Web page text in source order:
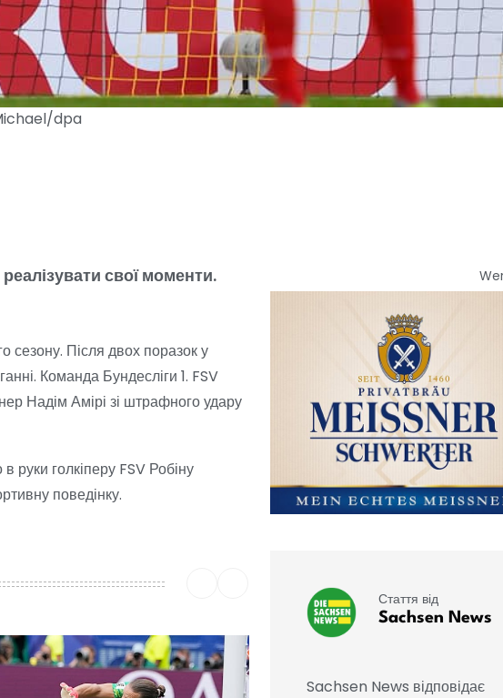
dpa
свої моменти.
Після двох поразок у
Команда Бундесліги 1. FSV
Надім Амірі зі штрафного удару
голкіперу FSV Робіну
поведінку.
Стаття від
Sachsen News
Sachsen News відповідає